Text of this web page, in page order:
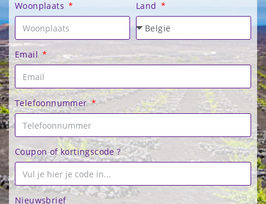
Woonplaats Land
Email
Telefoonnummer
Coupon of kortingscode ?
Nieuwsbrief